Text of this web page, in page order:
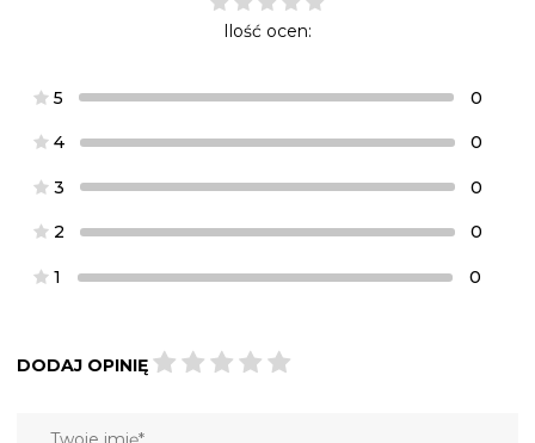
Ilość ocen:
5 0
4 0
3 0
2 0
1 0
DODAJ OPINIĘ